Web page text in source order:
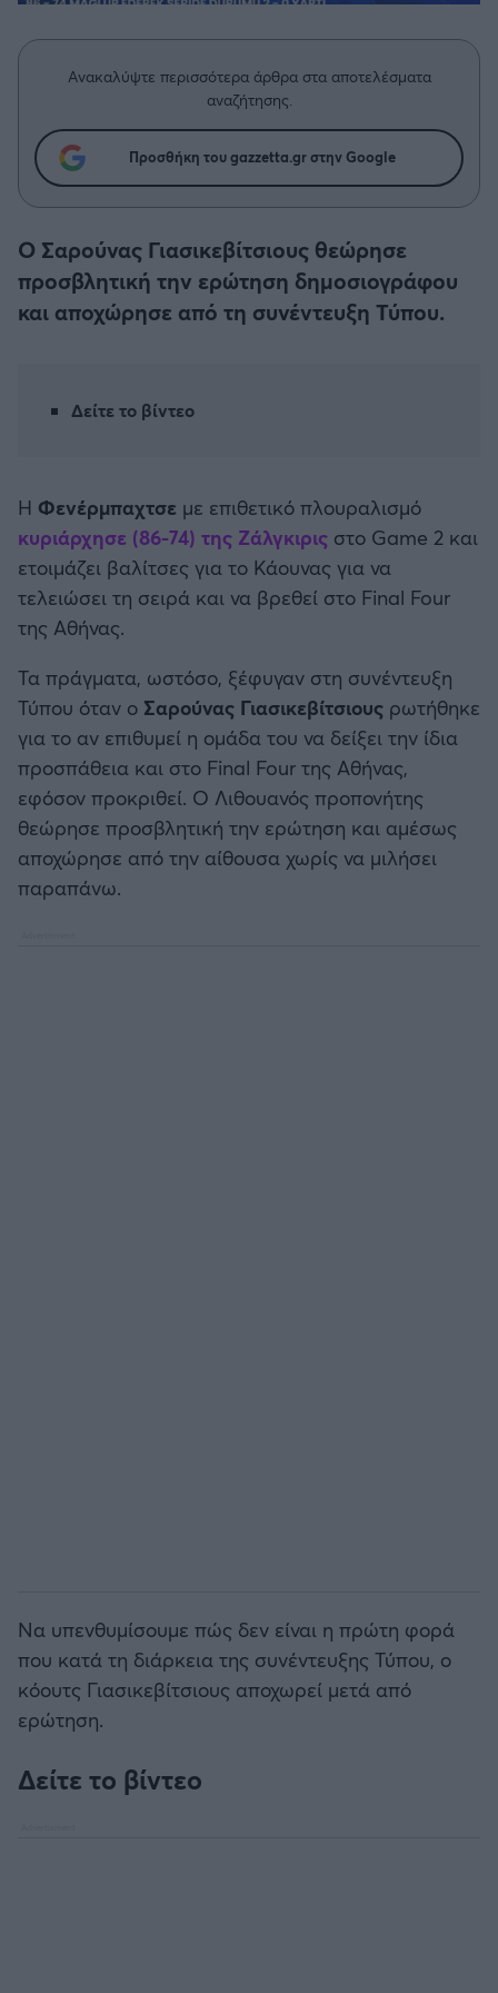
Δημήτρης Τσορμπατζόγλου
Λεβαδειακός
ΟΦΗ
Βόλος
Ατρόμητος Αθηνών
Καλαμάτα
Ηρακλής
Μπαρτσελόνα
Ρεάλ Μαδρίτης
Ατλέτικο Μαδρίτης
Μάντσεστερ Γιουνάιτεντ
Μάντσεστερ Σίτι
Μεγάλη μου Αγάπη
Μια Ιστορία από την Πόλη
Ανακαλύψτε περισσότερα άρθρα στα αποτελέσματα
αναζήτησης.
Προσθήκη του gazzetta.gr στην Google
Ο Σαρούνας Γιασικεβίτσιους θεώρησε
προσβλητική την ερώτηση δημοσιογράφου
και αποχώρησε από τη συνέντευξη Τύπου.
Δείτε το βίντεο
Η Φενέρμπαχτσε με επιθετικό πλουραλισμό
κυριάρχησε (86-74) της Ζάλγκιρις στο Game 2 και
ετοιμάζει βαλίτσες για το Κάουνας για να
τελειώσει τη σειρά και να βρεθεί στο Final Four
της Αθήνας.
Τα πράγματα, ωστόσο, ξέφυγαν στη συνέντευξη
Τύπου όταν ο Σαρούνας Γιασικεβίτσιους ρωτήθηκε
για το αν επιθυμεί η ομάδα του να δείξει την ίδια
προσπάθεια και στο Final Four της Αθήνας,
εφόσον προκριθεί. Ο Λιθουανός προπονήτης
θεώρησε προσβλητική την ερώτηση και αμέσως
αποχώρησε από την αίθουσα χωρίς να μιλήσει
παραπάνω.
Να υπενθυμίσουμε πώς δεν είναι η πρώτη φορά
που κατά τη διάρκεια της συνέντευξης Τύπου, ο
κόουτς Γιασικεβίτσιους αποχωρεί μετά από
ερώτηση.
Δείτε το βίντεο